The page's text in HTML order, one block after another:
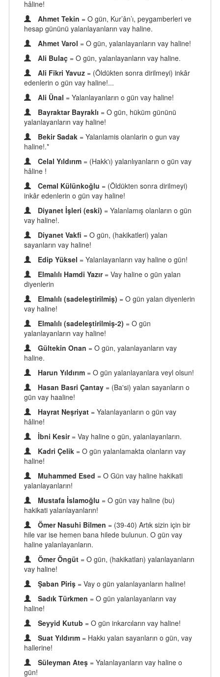
hâline!
Ahmet Tekin = O gün, Kur’ân’ı, peygamberleri ve
hesap gününü yalanlayanların vay haline.
Ahmet Varol = O gün, yalanlayanların vay haline!
Ali Bulaç = O gün, yalanlayanların vay haline.
Ali Fikri Yavuz = (Öldükten sonra dirilmeyi) inkâr
edenlerin o gün vay haline!...
Ali Ünal = Yalanlayanların o gün vay haline!
Bayraktar Bayraklı = O gün, hüküm gününü
yalanlayanların vay haline!
Bekir Sadak = Yalanlamis olanlarin o gun vay
haline!.*
Celal Yıldırım = (Hakk'ı) yalanlıyanların o gün vay
hâline !
Cemal Külünkoğlu = (Öldükten sonra dirilmeyi)
inkâr edenlerin o gün vay haline!
Diyanet İşleri (eski) = Yalanlamış olanların o gün
vay haline!.
Diyanet Vakfi = O gün, (hakikatleri) yalan
sayanların vay haline!
Edip Yüksel = Yalanlayanların vay haline o gün!
Elmalılı Hamdi Yazır = Vay haline o gün yalan
diyenlerin
Elmalılı (sadeleştirilmiş) = O gün yalan diyenlerin
vay haline!
Elmalılı (sadeleştirilmiş-2) = O gün
yalanlayanların vay haline!
Gültekin Onan = O gün, yalanlayanların vay
haline.
Harun Yıldırım = O gün yalanlayanlara veyl olsun!
Hasan Basri Çantay = (Ba'si) yalan sayanların o
gün vay haaline!
Hayrat Neşriyat = Yalanlayanların o gün vay
hâline!
İbni Kesir = Vay haline o gün, yalanlayanların.
Kadri Çelik = O gün yalanlamakta olanların vay
haline!
Muhammed Esed = O Gün vay haline hakikati
yalanlayanların!
Mustafa İslamoğlu = O gün vay haline (bu)
hakikati yalanlayanların!
Ömer Nasuhi Bilmen = (39-40) Artık sizin için bir
hile var ise hemen bana hilede bulunun. O gün vay
haline yalanlayanların.
Ömer Öngüt = O gün, (hakikatları) yalanlayanların
vay haline!
Şaban Piriş = Vay o gün yalanlayanların haline!
Sadık Türkmen = O gün yalanlayanların vay
haline!
Seyyid Kutub = O gün inkarcıların vay haline!
Suat Yıldırım = Hakkı yalan sayanların o gün, vay
hallerine!
Süleyman Ateş = Yalanlayanların vay haline o
gün!